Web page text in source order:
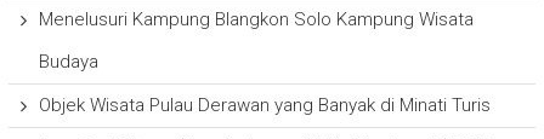
Menelusuri Kampung Blangkon Solo Kampung Wisata
Budaya
Objek Wisata Pulau Derawan yang Banyak di Minati Turis